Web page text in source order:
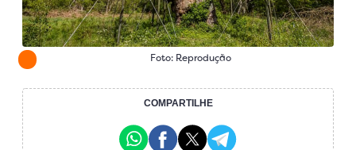
Foto: Reprodução
COMPARTILHE